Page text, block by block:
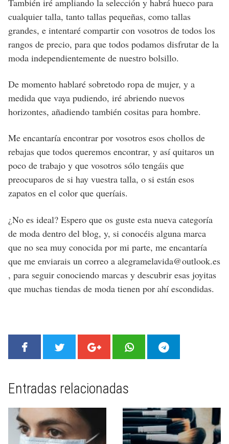
También iré ampliando la selección y habrá hueco para
cualquier talla, tanto tallas pequeñas, como tallas
grandes, e intentaré compartir con vosotros de todos los
rangos de precio, para que todos podamos disfrutar de la
moda independientemente de nuestro bolsillo.
De momento hablaré sobretodo ropa de mujer, y a
medida que vaya pudiendo, iré abriendo nuevos
horizontes, añadiendo también cositas para hombre.
Me encantaría encontrar por vosotros esos chollos de
rebajas que todos queremos encontrar, y así quitaros un
poco de trabajo y que vosotros sólo tengáis que
preocuparos de si hay vuestra talla, o si están esos
zapatos en el color que queríais.
¿No es ideal? Espero que os guste esta nueva categoría
de moda dentro del blog, y, si conocéis alguna marca
que no sea muy conocida por mi parte, me encantaría
que me enviarais un correo a alegramelavida@outlook.es
, para seguir conociendo marcas y descubrir esas joyitas
que muchas tiendas de moda tienen por ahí escondidas.
Entradas relacionadas